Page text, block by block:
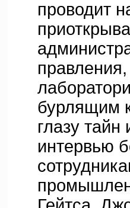
проводит
бурлящим
глазу
интервью